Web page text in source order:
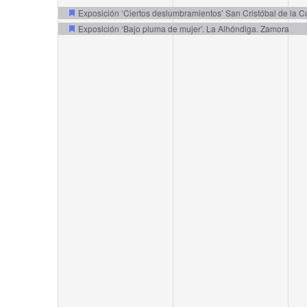
events,
Exposición ‘Ciertos deslumbramientos’ San Cristóbal de la
Exposición ‘Bajo pluma de mujer’. La Alhóndiga. Zamora
events,